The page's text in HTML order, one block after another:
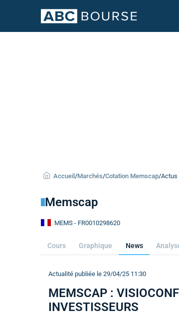
Accueil /Marchés/Cotation Memscap/Actus
Memscap
MEMS - FR0010298620
Cours Graphique News
Actualité publiée le 29/04/25 11:30
MEMSCAP :
INVESTISSEURS